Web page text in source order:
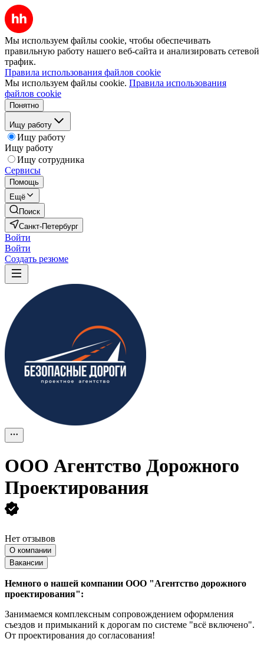
Мы используем файлы cookie, чтобы обеспечивать
правильную работу нашего веб-сайта и анализировать сетевой
трафик.
Правила использования файлов cookie
Мы используем файлы cookie. Правила использования
файлов cookie
Понятно
Ищу работу
Ищу работу
Ищу работу
Ищу сотрудника
Сервисы
Помощь
Ещё
Поиск
Санкт-Петербург
Войти
Войти
Создать резюме
ООО Агентство Дорожного
Проектирования
Нет отзывов
О компании
Вакансии
Немного о нашей компании ООО "Агентство дорожного
проектирования":
Занимаемся комплексным сопровождением оформления
съездов и примыканий к дорогам по системе "всё включено".
От проектирования до согласования!